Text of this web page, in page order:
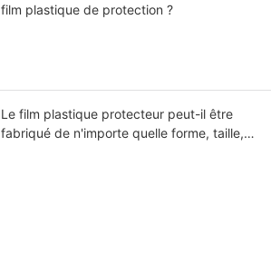
film plastique de protection ?
Le film plastique protecteur peut-il être
fabriqué de n'importe quelle forme, taille,